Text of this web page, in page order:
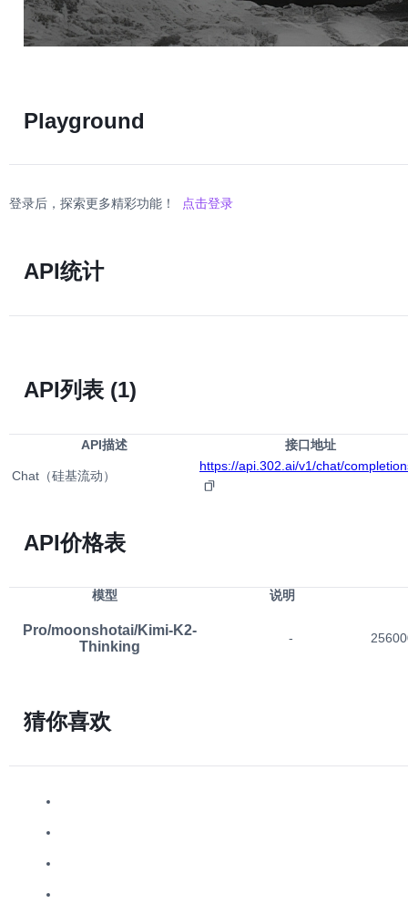
Playground
登录后，探索更多精彩功能！ 点击登录
API统计
API列表 (1)
API描述 接口地址
Chat（硅基流动）
https://api.302.ai/v1/chat/
API价格表
模型 说明
Pro/moonshotai/Kimi-K2-
Thinking
-
猜你喜欢